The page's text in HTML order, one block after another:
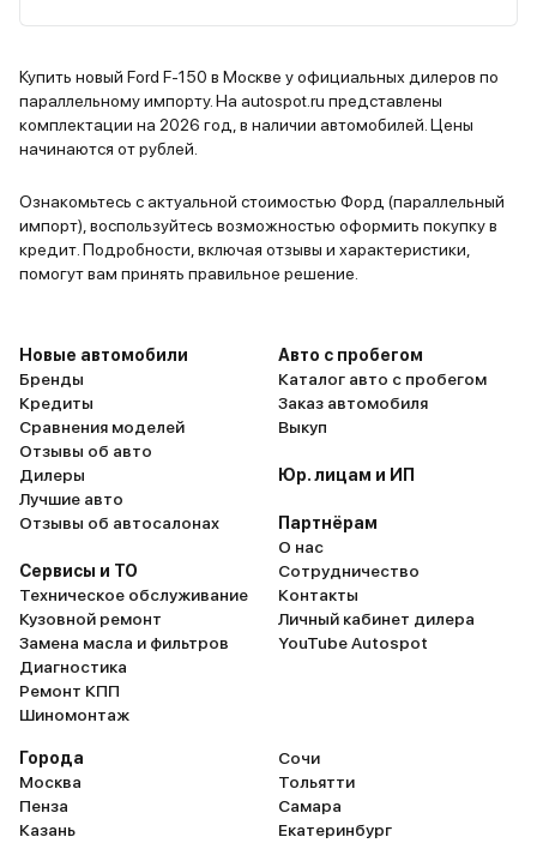
Купить новый Ford F-150 в Москве у официальных дилеров по
параллельному импорту. На autospot.ru представлены
комплектации на 2026 год, в наличии автомобилей. Цены
начинаются от рублей.
Ознакомьтесь с актуальной стоимостью Форд (параллельный
импорт), воспользуйтесь возможностью оформить покупку в
кредит. Подробности, включая отзывы и характеристики,
помогут вам принять правильное решение.
Новые автомобили
Бренды
Кредиты
Сравнения моделей
Отзывы об авто
Дилеры
Лучшие авто
Отзывы об автосалонах
Сервисы и ТО
Техническое обслуживание
Кузовной ремонт
Замена масла и фильтров
Диагностика
Ремонт КПП
Шиномонтаж
Авто с пробегом
Каталог авто с пробегом
Заказ автомобиля
Выкуп
Юр. лицам и ИП
Партнёрам
О нас
Сотрудничество
Контакты
Личный кабинет дилера
YouTube Autospot
Города
Москва
Пенза
Казань
Сочи
Тольятти
Самара
Екатеринбург